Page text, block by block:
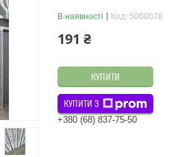
В наявності Код: 5060078
191 ₴
КУПИТИ
КУПИТИ З
+380 (68) 837-75-50